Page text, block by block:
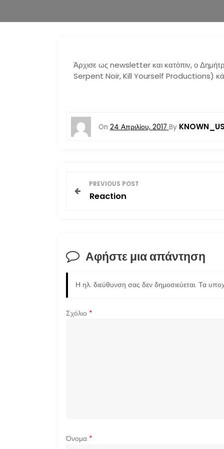
Άρχισε ως newsletter και κατόπιν, ο
Serpent Noir, Kill Yourself Productions)
On 24 Απριλίου, 2017 By
ή
γ
η
σ
PREVIOUS POST
Reaction
Αφήστε μια απάντηση
Η ηλ. διεύθυνση σας δεν δημοσιεύεται. Τα
Σχόλιο *
Όνομα *